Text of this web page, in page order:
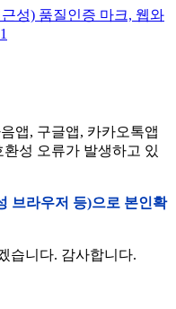
앱, 구글앱, 카카오톡앱
성 오류가 발생하고 있
브라우저 등)으로 본인확
습니다. 감사합니다.